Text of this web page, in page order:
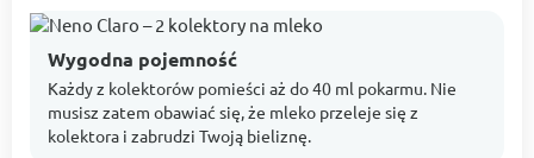
Wygodna pojemność
Każdy z kolektorów pomieści aż do 40 ml pokarmu. Nie
musisz zatem obawiać się, że mleko przeleje się z
kolektora i zabrudzi Twoją bieliznę.